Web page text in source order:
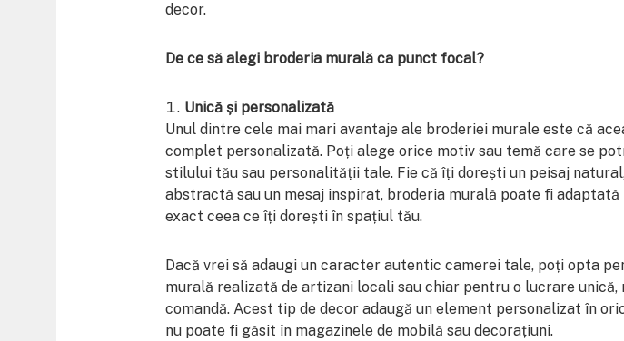
decor.
De ce să alegi broderia murală ca punct focal?
Unică și personalizată
Unul dintre cele mai mari avantaje ale broderiei murale este că
complet personalizată. Poți alege orice motiv sau temă care se
stilului tău sau personalității tale. Fie că îți dorești un peisaj
abstractă sau un mesaj inspirat, broderia murală poate fi
exact ceea ce îți dorești în spațiul tău.
Dacă vrei să adaugi un caracter autentic camerei tale, poți opta
murală realizată de artizani locali sau chiar pentru o lucrare unică,
comandă. Acest tip de decor adaugă un element personalizat în
nu poate fi găsit în magazinele de mobilă sau decorațiuni.